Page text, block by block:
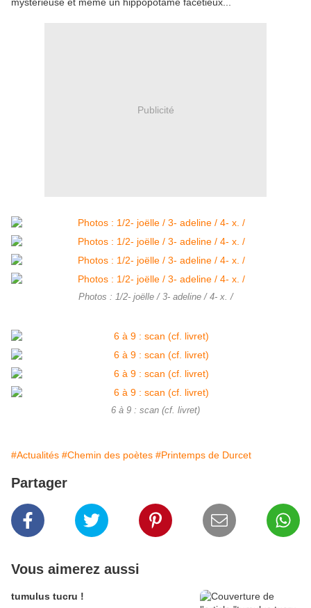
Publicité
Photos : 1/2- joëlle / 3- adeline / 4- x. /
6 à 9 : scan (cf. livret)
#Actualités #Chemin des poètes #Printemps de Durcet
Partager
Vous aimerez aussi
tumulus tucru !